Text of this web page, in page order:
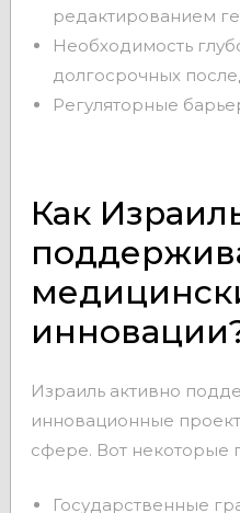
редактированием
Необходимость
долгосрочных
Регуляторные
Как
Израиль активно
инновационные
сфере. Вот некоторые
Государственные